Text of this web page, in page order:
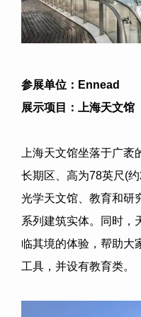
参展单位： Ennead
展示项目：上海天文馆
上海天文馆坐落于广
长期区、高为78英尺 (约
光学天文馆、教育和研
系列建筑实体。同时，
临其境的体验，帮助大
工具，并设有教育类。